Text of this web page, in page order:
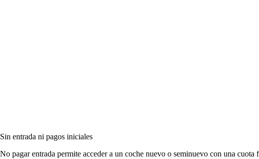
Sin entrada ni pagos iniciales
No pagar entrada permite acceder a un coche nuevo o seminuevo con una